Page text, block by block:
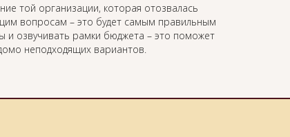
той организации, которая отозвалась
вопросам – это будет самым правильным
и озвучивать рамки бюджета – это поможет
неподходящих вариантов.